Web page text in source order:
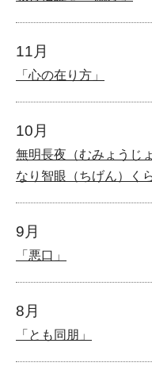
11月
「心の在り方」
10月
無明長夜（むみょうじ
なり智眼（ちげん）く
9月
「悪口」
8月
「とも同朋」